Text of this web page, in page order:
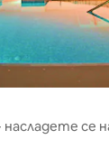
насладете се